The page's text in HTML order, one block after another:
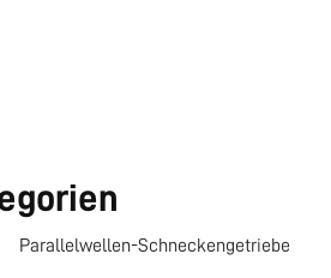
Parallelwellen-Schneckengetriebe